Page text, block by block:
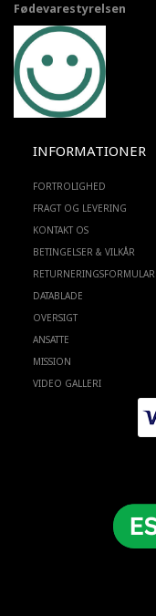
Fødevarestyrelsen
INFORMATIONER
FORTROLIGHED
FRAGT OG LEVERING
KONTAKT OS
BETINGELSER & VILKÅR
RETURNERINGSFORMULAR
DATABLADE
OVERSIGT
ANSATTE
MISSION
VIDEO GALLERI